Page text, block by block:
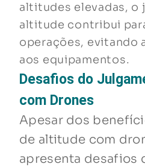
altitudes elevadas, o
altitude contribui
operações, evitando
aos equipamentos.
Desafios do
com Drones
Apesar dos
de altitude com
apresenta desafios